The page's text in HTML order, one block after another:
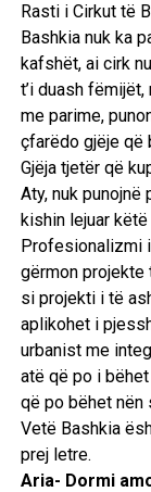
Rasti i Cirkut të
Bashkia nuk ka
kafshët, ai cirk
t’i duash
me parime,
çfarëdo gjëje që
Gjëja tjetër që
Aty, nuk
kishin lejuar
Profesionalizmi
gërmon projekte
si projekti i të
aplikohet i
urbanist me
atë që po i
që po bëhet nën
Vetë Bashkia
prej letre.
Aria- Dormi